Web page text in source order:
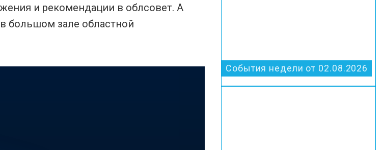
и рекомендации в облсовет. А
большом зале областной
События недели от 02.08.2026